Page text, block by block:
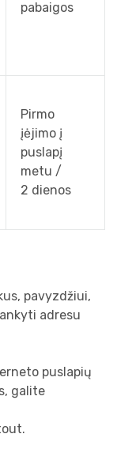
pabaigos
Pirmo
įėjimo į
puslapį
metu /
2 dienos
pavyzdžiui,
adresu
puslapių
galite